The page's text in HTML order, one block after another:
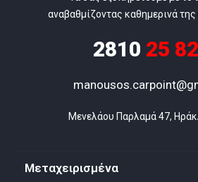
αναβαθμίζοντας καθημερινά της
2810 25
Μενελάου Παρλαμά 47,
Μεταχειρισμένα